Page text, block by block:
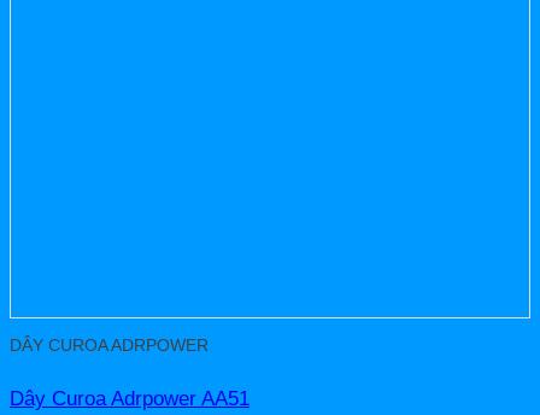
DÂY CUROA ADRPOWER
Dây Curoa Adrpower AA51